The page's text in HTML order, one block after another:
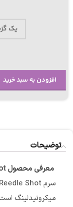
افزودن به سبد خرید
توضیحات
معرفی محصول VT Cosmetics CICA Reedle Shot
میکرونیدلینگ